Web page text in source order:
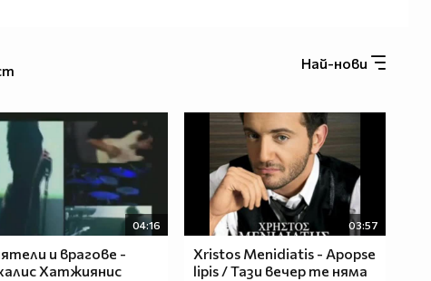
Най-нови
04:16
и врагове -
Хатжиянис
03:57
Xristos Menidiatis - Apopse
lipis / Тази вечер те няма